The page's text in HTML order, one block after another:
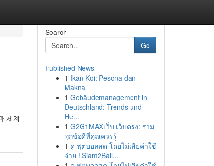
체계
Search
Go
Published News
1 Ikan Koi: Pesona dan
Makna
1 Gebäudemanagement in
Deutschland: Trends und
He...
1 G2G1MAXเว็บ เว็บตรง: รวม
ทุกข้อดีที่คุณควรรู้
1 ดู ฟุตบอลสด โดยไม่เสียค่าใช้
จ่าย ! Siam2Ball...